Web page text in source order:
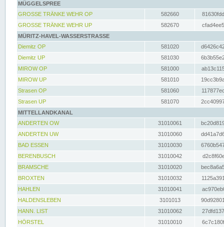
MÜGGELSPREE
GROSSE TRÄNKE WEHR OP
582660
GROSSE TRÄNKE WEHR UP
582670
MÜRITZ-HAVEL-WASSERSTRASSE
Diemitz OP
581020
Diemitz UP
581030
MIROW OP
581000
MIROW UP
581010
Strasen OP
581060
Strasen UP
581070
MITTELLANDKANAL
ANDERTEN OW
31010061
ANDERTEN UW
31010060
BAD ESSEN
31010030
BERENBUSCH
31010042
BRAMSCHE
31010020
BROXTEN
31010032
HAHLEN
31010041
HALDENSLEBEN
3101013
HANN. LIST
31010062
HÖRSTEL
31010010